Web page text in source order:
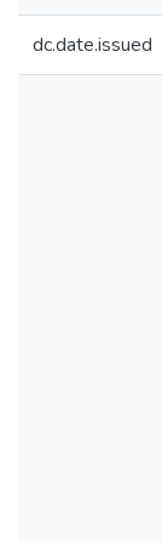
dc.date.issued